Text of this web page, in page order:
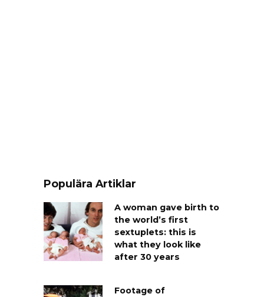
Populära Artiklar
A woman gave birth to
the world’s first
sextuplets: this is
what they look like
after 30 years
Footage of